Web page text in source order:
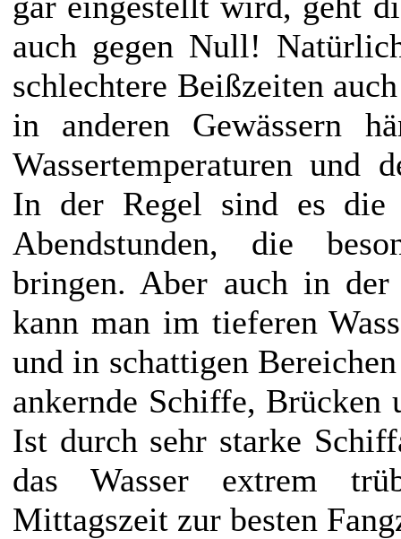
auch gegen Null!
schlechtere Beißzeiten
in anderen Gewässern
Wassertemperaturen und
In der Regel sind es die
Abendstunden, die
bringen. Aber auch in der
kann man im tieferen
und in schattigen
ankernde Schiffe, Brücken
Ist durch sehr starke
das Wasser extrem
Mittagszeit zur besten